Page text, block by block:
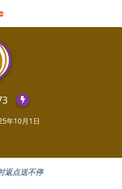
年10月1日
返点送不停